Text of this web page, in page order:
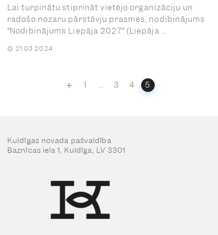
Lai turpinātu stiprināt vietējo organizāciju un
radošo nozaru pārstāvju prasmes, nodibinājums
“Nodibinājums Liepāja 2027” (Liepāja ...
21.03.2024
1 ... 3 4 5
Kuldīgas novada pašvaldība
Baznīcas iela 1, Kuldīga, LV 3301